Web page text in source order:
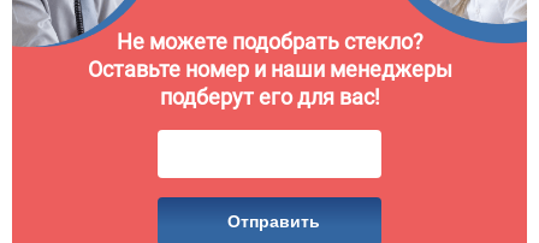
Не можете подобрать стекло?
Оставьте номер и наши менеджеры
подберут его для вас!
Отправить